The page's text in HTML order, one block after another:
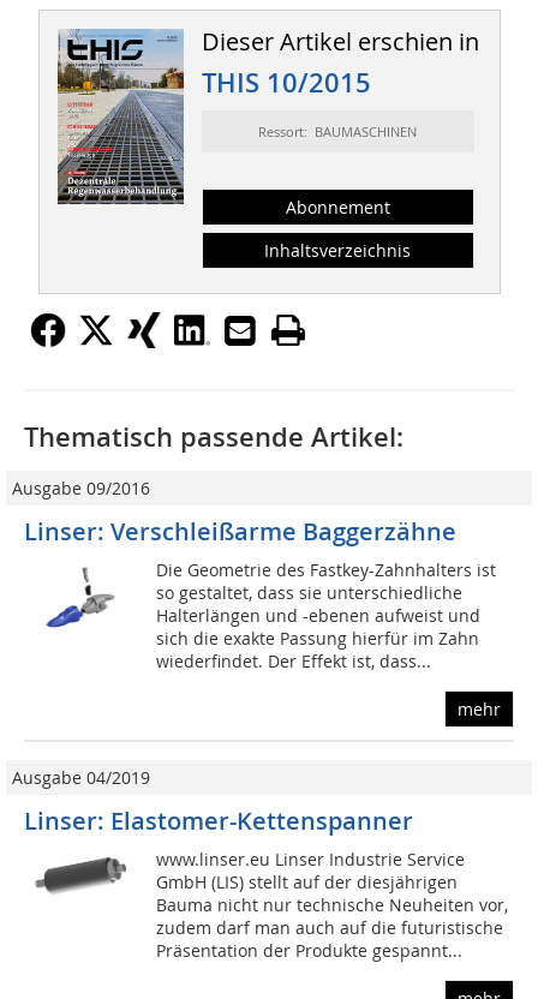
Dieser Artikel erschien in
THIS 10/2015
Ressort: BAUMASCHINEN
Abonnement
Inhaltsverzeichnis
Thematisch passende Artikel:
Ausgabe 09/2016
Linser: Verschleißarme Baggerzähne
Die Geometrie des Fastkey-Zahnhalters ist
so gestaltet, dass sie unterschiedliche
Halterlängen und -ebenen aufweist und
sich die exakte Passung hierfür im Zahn
wiederfindet. Der Effekt ist, dass...
mehr
Ausgabe 04/2019
Linser: Elastomer-Kettenspanner
www.linser.eu Linser Industrie Service
GmbH (LIS) stellt auf der diesjährigen
Bauma nicht nur technische Neuheiten vor,
zudem darf man auch auf die futuristische
Präsentation der Produkte gespannt...